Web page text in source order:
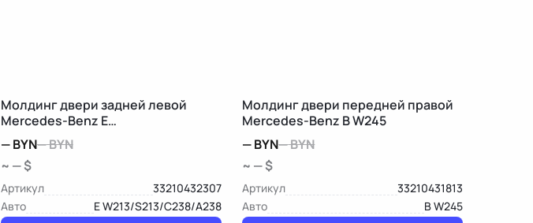
Молдинг двери задней левой
Mercedes-Benz E
W213/S213/C238/A238
—BYN—BYN
~ — $
Артикул
33210432307
Авто
E W213/S213/C238/A238
Молдинг двери передней правой
Mercedes-Benz B W245
—BYN—BYN
~ — $
Артикул
33210431813
Авто
B W245